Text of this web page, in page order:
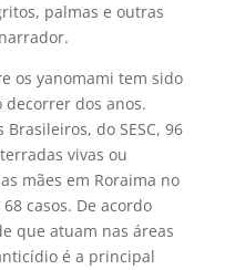
palmas e outras
os yanomami tem sido
dos anos.
do SESC, 96
vivas ou
mães em Roraima no
casos. De acordo
que atuam nas áreas
é a principal